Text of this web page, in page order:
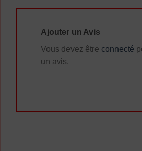
Ajouter un Avis
Vous devez être connecté
un avis.